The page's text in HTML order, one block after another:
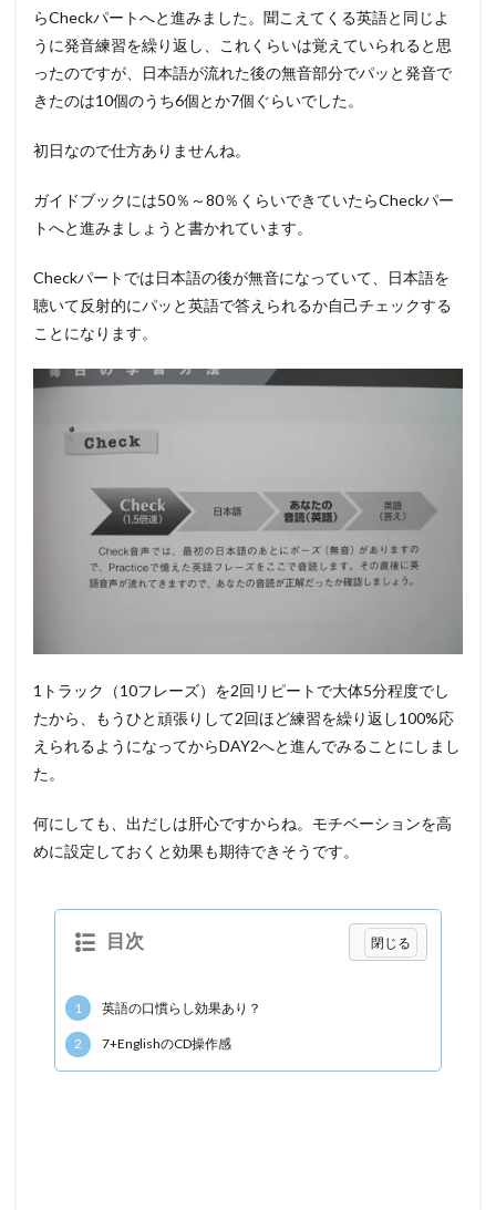
らCheckパートへと進みました。聞こえてくる英語と同じよ
うに発音練習を繰り返し、これくらいは覚えていられると思
ったのですが、日本語が流れた後の無音部分でパッと発音で
きたのは10個のうち6個とか7個ぐらいでした。
初日なので仕方ありませんね。
ガイドブックには50％～80％くらいできていたらCheckパー
トへと進みましょうと書かれています。
Checkパートでは日本語の後が無音になっていて、日本語を
聴いて反射的にパッと英語で答えられるか自己チェックする
ことになります。
1トラック（10フレーズ）を2回リピートで大体5分程度でし
たから、もうひと頑張りして2回ほど練習を繰り返し100%応
えられるようになってからDAY2へと進んでみることにしまし
た。
何にしても、出だしは肝心ですからね。モチベーションを高
めに設定しておくと効果も期待できそうです。
目次
1 英語の口慣らし効果あり？
2 7+EnglishのCD操作感